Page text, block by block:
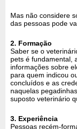
Mas não considere
das pessoas pode
2. Formação
Saber se o
pets é fundamental,
informações sobre
para quem indicou
concluídos e as
naquelas
suposto veterinário
3. Experiência
Pessoas recém-